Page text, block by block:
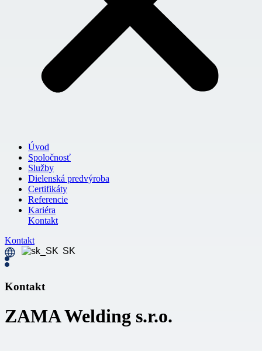
Úvod
Spoločnosť
Služby
Dielenská predvýroba
Certifikáty
Referencie
Kariéra
Kontakt
Kontakt
SK
Kontakt
ZAMA Welding s.r.o.